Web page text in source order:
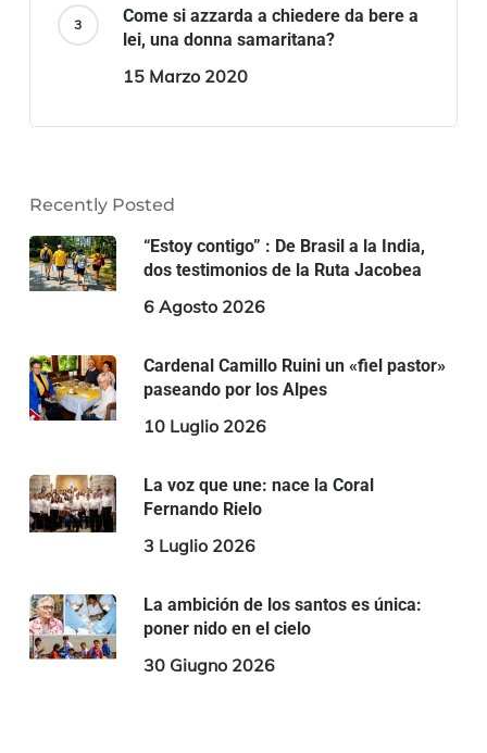
Come si azzarda a chiedere da bere a
lei, una donna samaritana?
15 Marzo 2020
Recently Posted
“Estoy contigo” : De Brasil a la India,
dos testimonios de la Ruta Jacobea
6 Agosto 2026
Cardenal Camillo Ruini un «fiel pastor»
paseando por los Alpes
10 Luglio 2026
La voz que une: nace la Coral
Fernando Rielo
3 Luglio 2026
La ambición de los santos es única:
poner nido en el cielo
30 Giugno 2026